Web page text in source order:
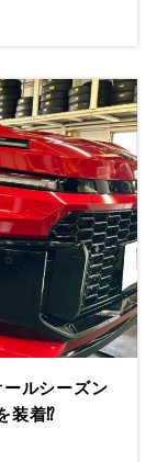
ルシーズン
装着⁉